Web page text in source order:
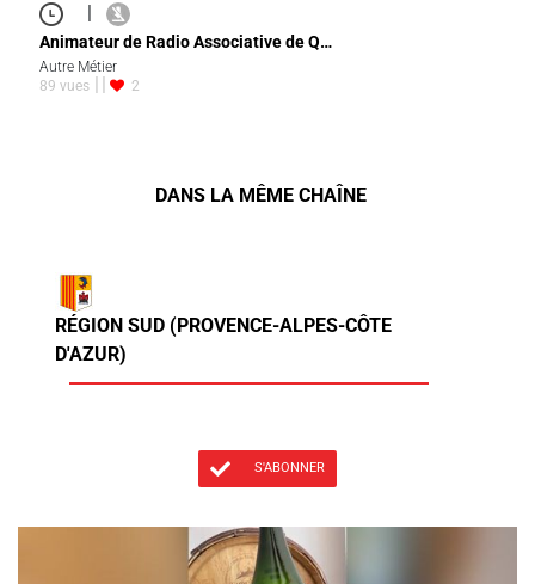
|
Animateur de Radio Associative de Q…
Autre Métier
89 vues
2
DANS LA MÊME CHAÎNE
RÉGION SUD (PROVENCE-ALPES-CÔTE
D'AZUR)
S'ABONNER